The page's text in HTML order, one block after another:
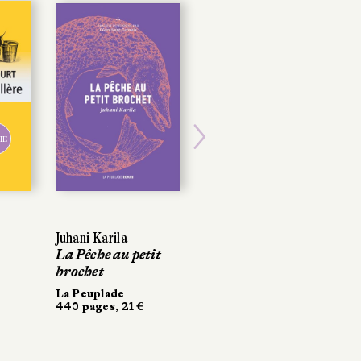
Juhani Karila
La Pêche au petit
brochet
La Peuplade
440 pages, 21 €